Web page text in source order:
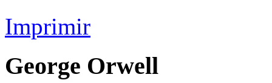
Imprimir
George Orwell